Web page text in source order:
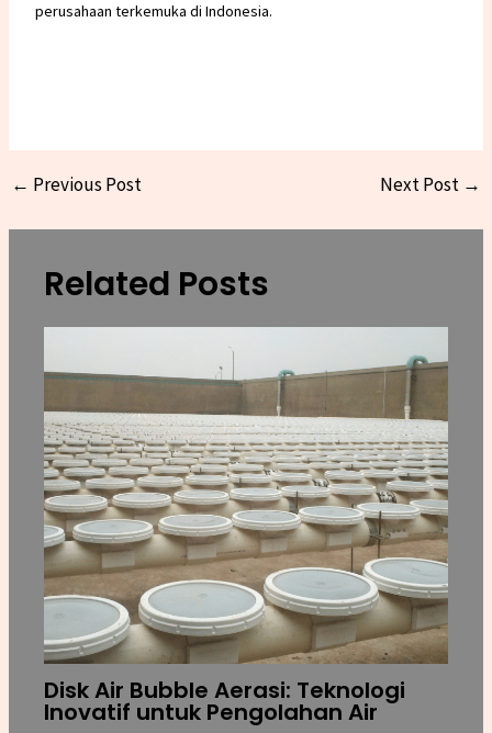
perusahaan terkemuka di Indonesia.
← Previous Post Next Post →
Related Posts
Disk Air Bubble Aerasi: Teknologi
Inovatif untuk Pengolahan Air